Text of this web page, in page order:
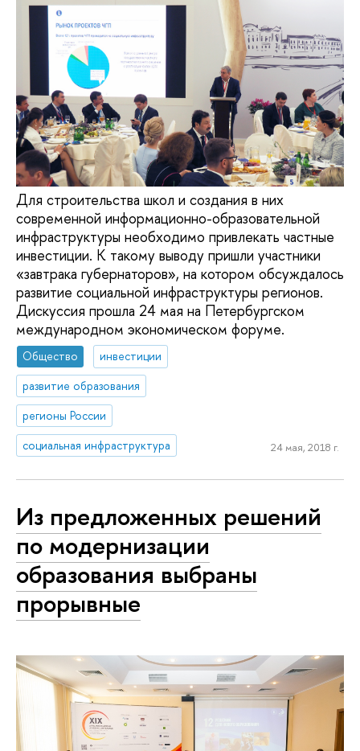
Для строительства школ и создания в них
современной информационно-образовательной
инфраструктуры необходимо привлекать частные
инвестиции. К такому выводу пришли участники
«завтрака губернаторов», на котором обсуждалось
развитие социальной инфраструктуры регионов.
Дискуссия прошла 24 мая на Петербургском
международном экономическом форуме.
Общество
инвестиции
развитие образования
регионы России
социальная инфраструктура
24 мая, 2018 г.
Из предложенных решений
по модернизации
образования выбраны
прорывные